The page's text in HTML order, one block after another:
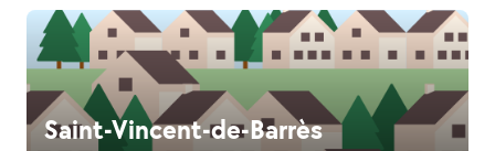
Saint-Vincent-de-Barrès